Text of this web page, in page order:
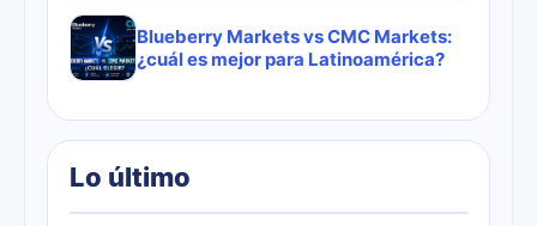
Blueberry Markets vs CMC Markets:
¿cuál es mejor para Latinoamérica?
Lo último